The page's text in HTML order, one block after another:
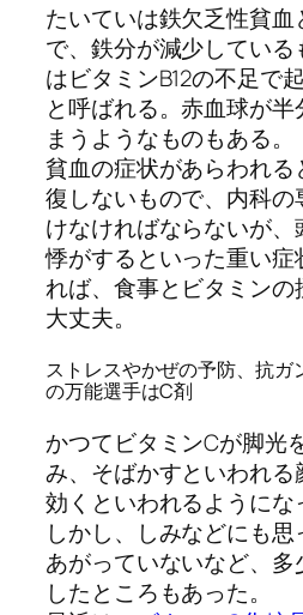
たいていは鉄欠乏性貧
で、鉄分が減少してい
はビタミンB12の不足で
と呼ばれる。赤血球が
まうようなものもある。
貧血の症状があらわれる
復しないもので、内科
けなければならないが
悸がするといった重い
れば、食事とビタミン
大丈夫。
ストレスやかぜの予防、抗ガ
の万能選手はC剤
かつてビタミンCが脚光
み、そばかすといわれ
効くといわれるようにな
しかし、しみなどにも
あがっていないなど、
したところもあった。